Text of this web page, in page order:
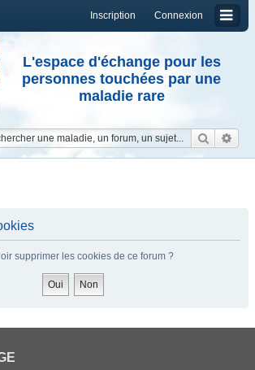
Connexion
Inscription
L'espace d'échange pour les
personnes touchées par une
maladie rare
supprimer les cookies de ce forum ?